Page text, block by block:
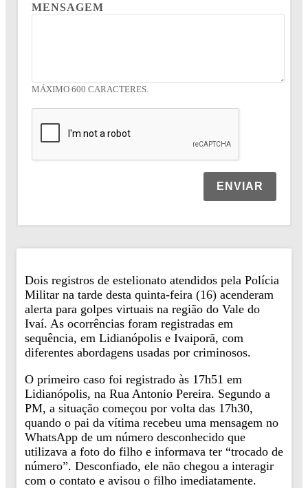
MENSAGEM
MÁXIMO 600 CARACTERES.
ENVIAR
Dois registros de estelionato atendidos pela Polícia
Militar na tarde desta quinta-feira (16) acenderam
alerta para golpes virtuais na região do Vale do
Ivaí. As ocorrências foram registradas em
sequência, em Lidianópolis e Ivaiporã, com
diferentes abordagens usadas por criminosos.
O primeiro caso foi registrado às 17h51 em
Lidianópolis, na Rua Antonio Pereira. Segundo a
PM, a situação começou por volta das 17h30,
quando o pai da vítima recebeu uma mensagem no
WhatsApp de um número desconhecido que
utilizava a foto do filho e informava ter “trocado de
número”. Desconfiado, ele não chegou a interagir
com o contato e avisou o filho imediatamente.